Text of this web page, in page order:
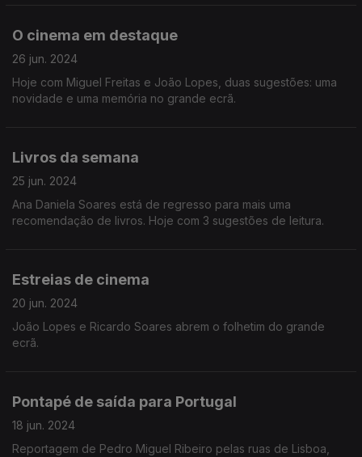
O cinema em destaque
26 jun. 2024
Hoje com Miguel Freitas e João Lopes, duas sugestões: uma
novidade e uma memória no grande ecrã.
Livros da semana
25 jun. 2024
Ana Daniela Soares está de regresso para mais uma
recomendação de livros. Hoje com 3 sugestões de leitura.
Estreias de cinema
20 jun. 2024
João Lopes e Ricardo Soares abrem o folhetim do grande
ecrã.
Pontapé de saída para Portugal
18 jun. 2024
Reportagem de Pedro Miguel Ribeiro pelas ruas de Lisboa,